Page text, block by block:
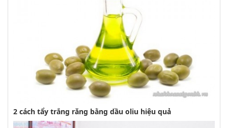
2 cách tẩy trắng răng bằng dầu oliu hiệu quả